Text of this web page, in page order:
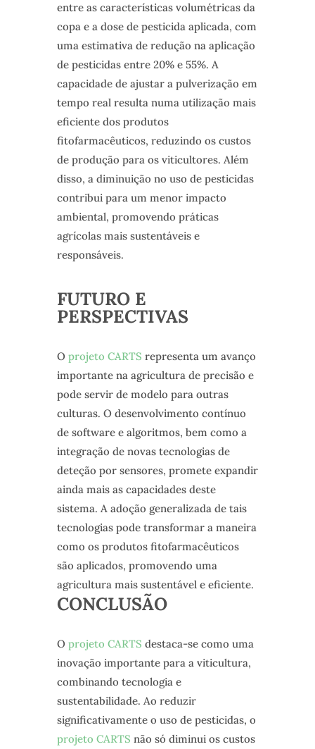
entre as características volumétricas da
copa e a dose de pesticida aplicada, com
uma estimativa de redução na aplicação
de pesticidas entre 20% e 55%. A
capacidade de ajustar a pulverização em
tempo real resulta numa utilização mais
eficiente dos produtos
fitofarmacêuticos, reduzindo os custos
de produção para os viticultores. Além
disso, a diminuição no uso de pesticidas
contribui para um menor impacto
ambiental, promovendo práticas
agrícolas mais sustentáveis e
responsáveis.
FUTURO E
PERSPECTIVAS
O projeto CARTS representa um avanço
importante na agricultura de precisão e
pode servir de modelo para outras
culturas. O desenvolvimento contínuo
de software e algoritmos, bem como a
integração de novas tecnologias de
deteção por sensores, promete expandir
ainda mais as capacidades deste
sistema. A adoção generalizada de tais
tecnologias pode transformar a maneira
como os produtos fitofarmacêuticos
são aplicados, promovendo uma
agricultura mais sustentável e eficiente.
CONCLUSÃO
O projeto CARTS destaca-se como uma
inovação importante para a viticultura,
combinando tecnologia e
sustentabilidade. Ao reduzir
significativamente o uso de pesticidas, o
projeto CARTS não só diminui os custos